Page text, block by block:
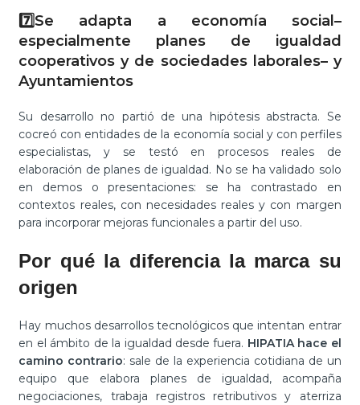
7️⃣Se adapta a economía social–
especialmente planes de igualdad
cooperativos y de sociedades laborales– y
Ayuntamientos
Su desarrollo no partió de una hipótesis abstracta. Se
cocreó con entidades de la economía social y con perfiles
especialistas, y se testó en procesos reales de
elaboración de planes de igualdad. No se ha validado solo
en demos o presentaciones: se ha contrastado en
contextos reales, con necesidades reales y con margen
para incorporar mejoras funcionales a partir del uso.
Por qué la diferencia la marca su
origen
Hay muchos desarrollos tecnológicos que intentan entrar
en el ámbito de la igualdad desde fuera. HIPATIA hace el
camino contrario: sale de la experiencia cotidiana de un
equipo que elabora planes de igualdad, acompaña
negociaciones, trabaja registros retributivos y aterriza